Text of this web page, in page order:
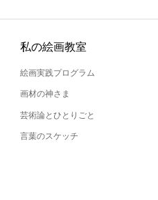
私の絵画教室
絵画実践プログラム
画材の神さま
芸術論とひとりごと
言葉のスケッチ